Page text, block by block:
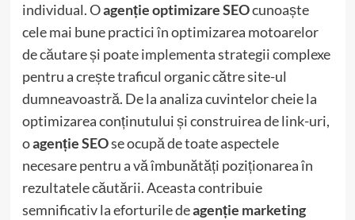
individual. Oagenție optimizare SEOcunoaște
cele mai bune practici în optimizarea motoarelor
de căutare și poate implementa strategii complexe
pentru a crește traficul organic către site-ul
dumneavoastră. De la analiza cuvintelor cheie la
optimizarea conținutului și construirea de link-uri,
oagenție SEOse ocupă de toate aspectele
necesare pentru a vă îmbunătăți poziționarea în
rezultatele căutării. Aceasta contribuie
semnificativ la eforturile deagenție marketing